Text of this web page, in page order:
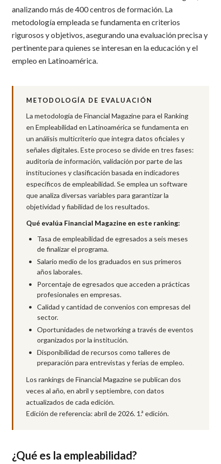
analizando más de 400 centros de formación. La
metodología empleada se fundamenta en criterios
rigurosos y objetivos, asegurando una evaluación precisa y
pertinente para quienes se interesan en la educación y el
empleo en Latinoamérica.
METODOLOGÍA DE EVALUACIÓN
La metodología de Financial Magazine para el Ranking
en Empleabilidad en Latinoamérica se fundamenta en
un análisis multicriterio que integra datos oficiales y
señales digitales. Este proceso se divide en tres fases:
auditoría de información, validación por parte de las
instituciones y clasificación basada en indicadores
específicos de empleabilidad. Se emplea un software
que analiza diversas variables para garantizar la
objetividad y fiabilidad de los resultados.
Qué evalúa Financial Magazine en este ranking:
Tasa de empleabilidad de egresados a seis meses
de finalizar el programa.
Salario medio de los graduados en sus primeros
años laborales.
Porcentaje de egresados que acceden a prácticas
profesionales en empresas.
Calidad y cantidad de convenios con empresas del
sector.
Oportunidades de networking a través de eventos
organizados por la institución.
Disponibilidad de recursos como talleres de
preparación para entrevistas y ferias de empleo.
Los rankings de Financial Magazine se publican dos
veces al año, en abril y septiembre, con datos
actualizados de cada edición.
Edición de referencia: abril de 2026. 1.ª edición.
¿Qué es la empleabilidad?